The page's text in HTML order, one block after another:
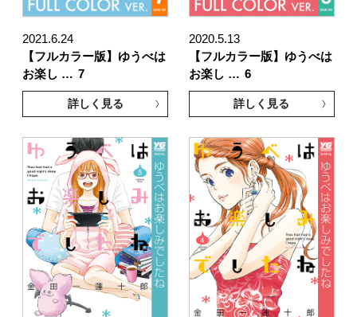
2021.6.24
【フルカラー版】ゆうべは
お楽し … 7
詳しく見る
2020.5.13
【フルカラー版】ゆうべは
お楽し … 6
詳しく見る